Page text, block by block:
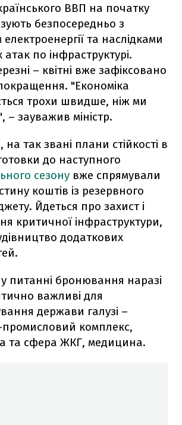
ВВП на початку
безпосередньо з
та наслідками
атак по інфраструктурі.
– квітні вже зафіксовано
"Економіка
трохи швидше, ніж ми
– зауважив міністр.
на так звані плани стійкості в
до наступного
сезону вже спрямували
коштів із резервного
Йдеться про захист і
критичної інфраструктури,
додаткових
у питанні бронювання наразі
важливі для
держави галузі –
комплекс,
та сфера ЖКГ, медицина.